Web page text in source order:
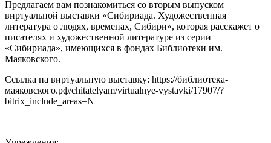
Предлагаем вам познакомиться со вторым выпуском
виртуальной выставки «Сибириада. Художественная
литература о людях, временах, Сибири», которая расскажет о
писателях и художественной литературе из серии
«Сибириада», имеющихся в фондах Библиотеки им.
Маяковского.
Ссылка на виртуальную выставку: https://библиотека-
маяковского.рф/chitatelyam/virtualnye-vystavki/17907/?
bitrix_include_areas=N